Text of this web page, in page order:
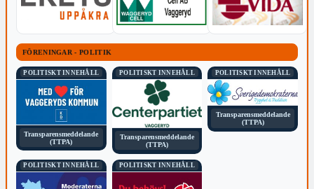
FÖRENINGAR - POLITIK
POLITISKT INNEHÅLL
Transparensmeddelande
(TTPA)
POLITISKT INNEHÅLL
Transparensmeddelande
(TTPA)
POLITISKT INNEHÅLL
Transparensmeddelande
(TTPA)
POLITISKT INNEHÅLL POLITISKT INNEHÅLL